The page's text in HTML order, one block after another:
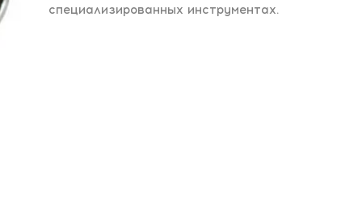
специализированных инструментах.